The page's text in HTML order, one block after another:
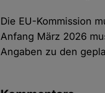
Die EU-Kommission
Anfang März 2026
Angaben zu den